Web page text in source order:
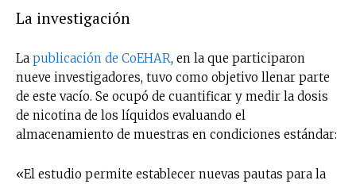
La investigación
La publicación de CoEHAR, en la que participaron
nueve investigadores, tuvo como objetivo llenar parte
de este vacío. Se ocupó de cuantificar y medir la dosis
de nicotina de los líquidos evaluando el
almacenamiento de muestras en condiciones estándar:
«El estudio permite establecer nuevas pautas para la